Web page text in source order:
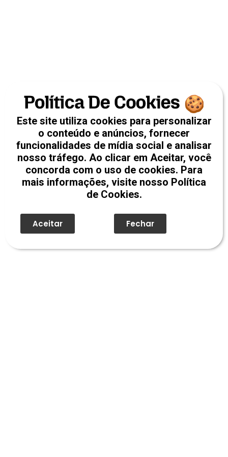
Este site utiliza cookies para personalizar
o conteúdo e anúncios, fornecer
funcionalidades de mídia social e analisar
nosso tráfego. Ao clicar em Aceitar, você
concorda com o uso de cookies. Para
mais informações, visite nosso Política
de Cookies.
Aceitar Fechar